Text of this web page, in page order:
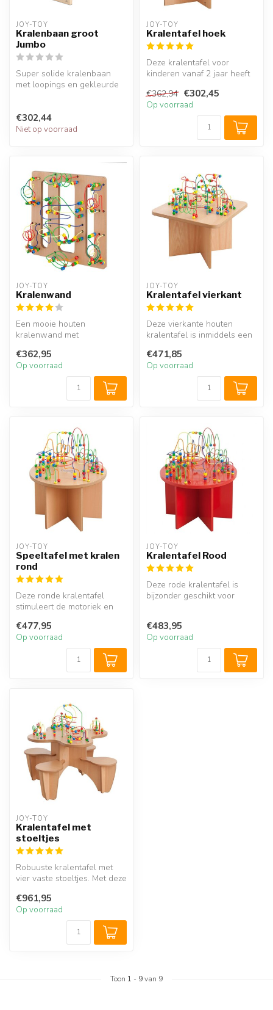
JOY-TOY
Kralenbaan groot
Jumbo
Super solide kralenbaan
met loopings en gekleurde
€302,44
Niet op voorraad
JOY-TOY
Kralentafel hoek
Deze kralentafel voor
kinderen vanaf 2 jaar heeft
per...
€362,94 €302,45
Op voorraad
JOY-TOY
Kralenwand
Een mooie houten
kralenwand met
op iedere muur of acht...
€362,95
Op voorraad
JOY-TOY
Kralentafel vierkant
Deze vierkante houten
kralentafel is inmiddels een
uitdage...
€471,85
Op voorraad
JOY-TOY
Speeltafel met kralen
rond
Deze ronde kralentafel
stimuleert de motoriek en
interactie...
€477,95
Op voorraad
JOY-TOY
Kralentafel Rood
Deze rode kralentafel is
bijzonder geschikt voor
€483,95
Op voorraad
JOY-TOY
Kralentafel met
stoeltjes
Robuuste kralentafel met
vier vaste stoeltjes. Met deze
€961,95
Op voorraad
Toon 1 - 9van 9